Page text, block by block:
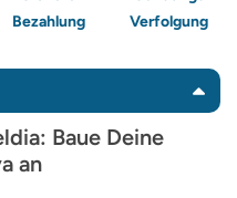
Bezahlung
Verfolgung
Baue Deine
an